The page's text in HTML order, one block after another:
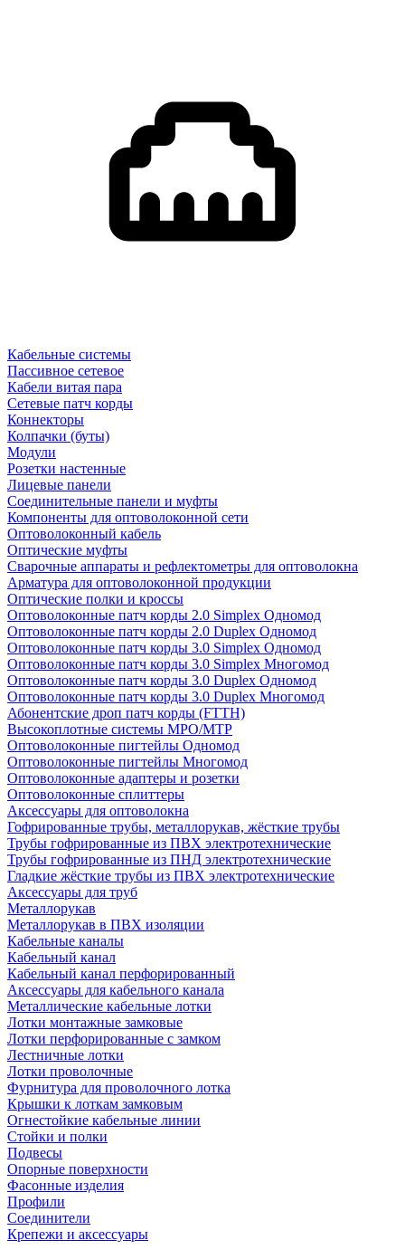
Кабельные системы
Пассивное сетевое
Кабели витая пара
Сетевые патч корды
Коннекторы
Колпачки (буты)
Модули
Розетки настенные
Лицевые панели
Соединительные панели и муфты
Компоненты для оптоволоконной сети
Оптоволоконный кабель
Оптические муфты
Сварочные аппараты и рефлектометры для оптоволокна
Арматура для оптоволоконной продукции
Оптические полки и кроссы
Оптоволоконные патч корды 2.0 Simplex Одномод
Оптоволоконные патч корды 2.0 Duplex Одномод
Оптоволоконные патч корды 3.0 Simplex Одномод
Оптоволоконные патч корды 3.0 Simplex Многомод
Оптоволоконные патч корды 3.0 Duplex Одномод
Оптоволоконные патч корды 3.0 Duplex Многомод
Абонентские дроп патч корды (FTTH)
Высокоплотные системы MPO/MTP
Оптоволоконные пигтейлы Одномод
Оптоволоконные пигтейлы Многомод
Оптоволоконные адаптеры и розетки
Оптоволоконные сплиттеры
Аксессуары для оптоволокна
Гофрированные трубы, металлорукав, жёсткие трубы
Трубы гофрированные из ПВХ электротехнические
Трубы гофрированные из ПНД электротехнические
Гладкие жёсткие трубы из ПВХ электротехнические
Аксессуары для труб
Металлорукав
Металлорукав в ПВХ изоляции
Кабельные каналы
Кабельный канал
Кабельный канал перфорированный
Аксессуары для кабельного канала
Металлические кабельные лотки
Лотки монтажные замковые
Лотки перфорированные с замком
Лестничные лотки
Лотки проволочные
Фурнитура для проволочного лотка
Крышки к лоткам замковым
Огнестойкие кабельные линии
Стойки и полки
Подвесы
Опорные поверхности
Фасонные изделия
Профили
Соединители
Крепежи и аксессуары